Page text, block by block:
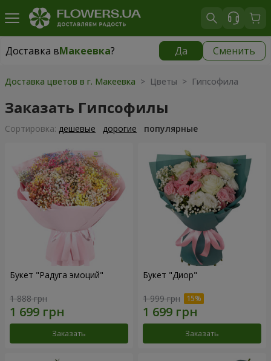
Доставка вМакеевка? Да Сменить
Доставка вМакеевка|
Доставка цветов в г. Макеевка > Цветы > Гипсофила
Заказать Гипсофилы
Cортировка: дешевые дорогие популярные
Букет "Радуга эмоций"
1 888 грн
Заказать
Букет "Диор"
1 999 грн
Заказать